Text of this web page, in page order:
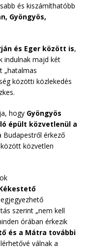
és kiszámíthatóbb
Gyöngyös,
és Eger között is,
indulnak majd két
„hatalmas
közötti közlekedés
hogy Gyöngyös
épült közvetlenül a
Budapestről érkező
közvetlen
szerint „nem kell
órában érkezik
és a Mátra további
válnak a